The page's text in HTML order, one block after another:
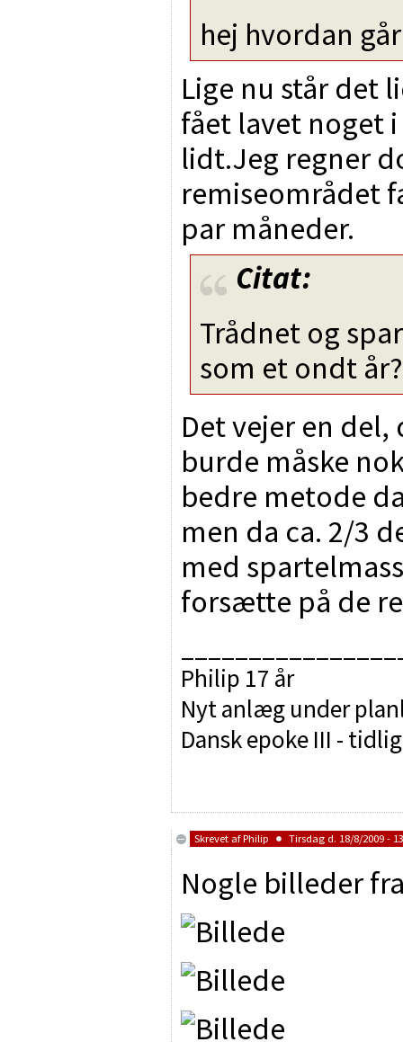
hej hvordan
Lige nu står det
fået lavet noget
lidt.Jeg regner
remiseområdet
par måneder.
Citat:
Trådnet og
som et ondt år?
Det vejer en
burde måske
bedre metode
men da ca. 2/3
med
forsætte på de
Philip 17 år
Nyt anlæg under
Dansk epoke III -
Skrevet afPhilip Tirsdag d. 18/8/2009 -
Nogle billeder